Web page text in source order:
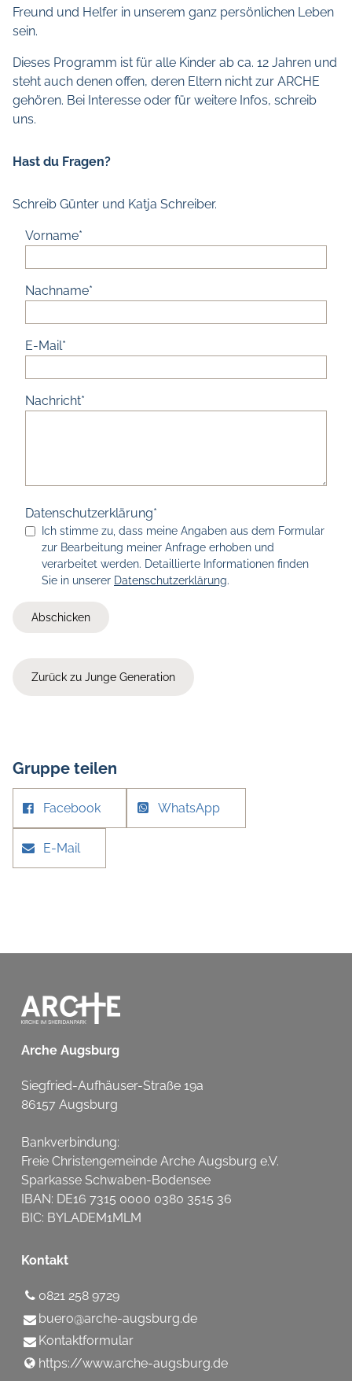
Freund und Helfer in unserem ganz persönlichen Leben
sein.
Dieses Programm ist für alle Kinder ab ca. 12 Jahren und
steht auch denen offen, deren Eltern nicht zur ARCHE
gehören. Bei Interesse oder für weitere Infos, schreib
uns.
Hast du Fragen?
Schreib Günter und Katja Schreiber.
Vorname
Nachname
E-Mail
Nachricht
Datenschutzerklärung
Ich stimme zu, dass meine Angaben aus dem Formular
zur Bearbeitung meiner Anfrage erhoben und
verarbeitet werden. Detaillierte Informationen finden
Sie in unserer Datenschutzerklärung.
Abschicken
Zurück zu Junge Generation
Gruppe teilen
Facebook WhatsApp
E-Mail
Arche Augsburg
Siegfried-Aufhäuser-Straße 19a
86157 Augsburg
Bankverbindung:
Freie Christengemeinde Arche Augsburg e.V.
Sparkasse Schwaben-Bodensee
IBAN: DE16 7315 0000 0380 3515 36
BIC: BYLADEM1MLM
Kontakt
0821 258 9729
buero@​arche-augsburg.​de
Kontaktformular
https://www.​arche-augsburg.​de